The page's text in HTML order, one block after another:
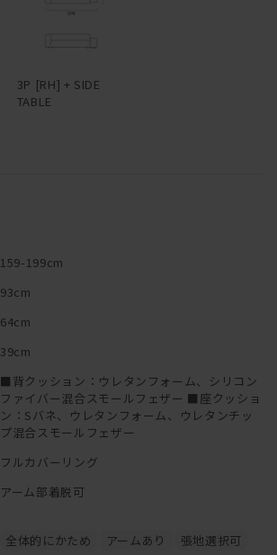
3P [RH] + SIDE
TABLE
159-199cm
93cm
64cm
39cm
■背クッション：ウレタンフォーム、シリコン
ファイバー混合スモールフェザー ■座クッショ
ン：Sバネ、ウレタンフォーム、ウレタンチッ
プ混合スモールフェザー
フルカバーリング
アーム部着脱可
全体的にかため アームあり
張地選択可